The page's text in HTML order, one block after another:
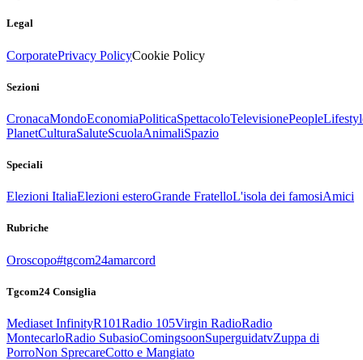
Legal
CorporatePrivacy PolicyCookie Policy
Sezioni
CronacaMondoEconomiaPoliticaSpettacoloTelevisionePeople
PlanetCulturaSaluteScuolaAnimaliSpazio
Speciali
Elezioni ItaliaElezioni esteroGrande FratelloL'isola dei famosiAmici
Rubriche
Oroscopo#tgcom24amarcord
Tgcom24 Consiglia
Mediaset InfinityR101Radio 105Virgin RadioRadio
MontecarloRadio SubasioComingsoonSuperguidatvZuppa di
PorroNon SprecareCotto e Mangiato